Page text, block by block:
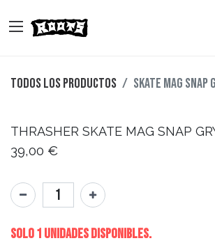
Todos los productos SKATE MAG SNAP
THRASHER SKATE MAG SNAP
39,00 €
Solo 1 Unidades disponibles.